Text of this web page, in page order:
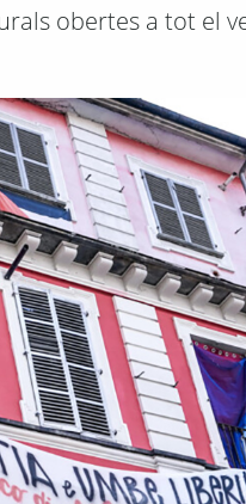
obertes a tot el